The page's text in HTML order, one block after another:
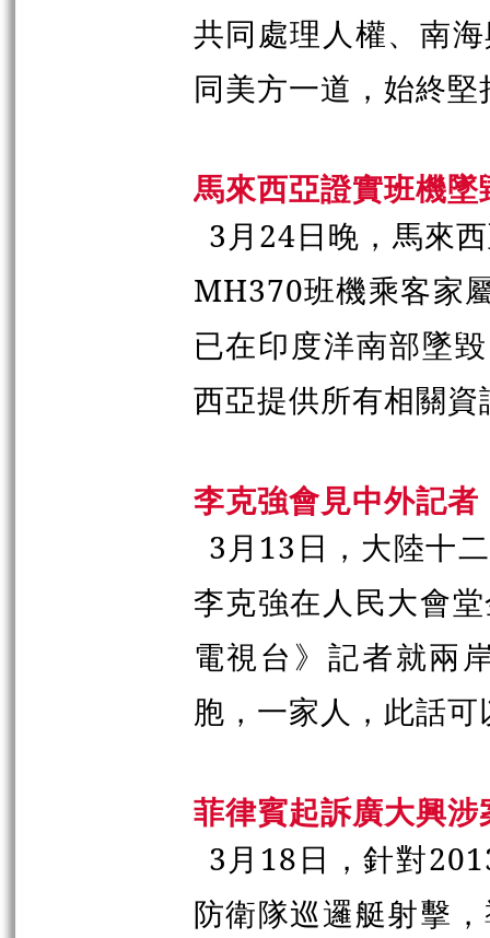
共同處理人權、南
同美方一道，始終
馬來西亞證實班機墜
3月24日晚，馬來
MH370班機乘客家
已在印度洋南部墜
西亞提供所有相關
李克強會見中外記者
3月13日，大陸十
李克強在人民大會
電視台》記者就兩
胞，一家人，此話
菲律賓起訴廣大興涉
3月18日，針對
防衛隊巡邏艇射擊